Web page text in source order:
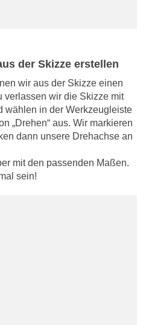
der Skizze erstellen
wir aus der Skizze einen
verlassen wir die Skizze mit
wählen in der Werkzeugleiste
„Drehen“ aus. Wir markieren
dann unsere Drehachse an
mit den passenden Maßen.
sein!